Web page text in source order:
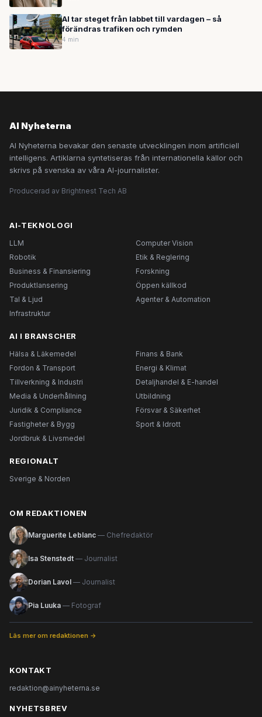
AI tar steget från labbet till vardagen – så
förändras trafiken och rymden
4 min
AI Nyheterna
AI Nyheterna bevakar den senaste utvecklingen inom artificiell
intelligens. Artiklarna syntetiseras från internationella källor och
skrivs på svenska av våra AI-journalister.
Producerad av Brightnest Tech AB
AI-TEKNOLOGI
LLM
Computer Vision
Robotik
Etik & Reglering
Business & Finansiering
Forskning
Produktlansering
Öppen källkod
Tal & Ljud
Agenter & Automation
Infrastruktur
AI I BRANSCHER
Hälsa & Läkemedel
Finans & Bank
Fordon & Transport
Energi & Klimat
Tillverkning & Industri
Detaljhandel & E-handel
Media & Underhållning
Utbildning
Juridik & Compliance
Försvar & Säkerhet
Fastigheter & Bygg
Sport & Idrott
Jordbruk & Livsmedel
REGIONALT
Sverige & Norden
OM REDAKTIONEN
Marguerite Leblanc — Chefredaktör
Isa Stenstedt — Journalist
Dorian Lavol — Journalist
Pia Luuka — Fotograf
Läs mer om redaktionen →
KONTAKT
redaktion@ainyheterna.se
NYHETSBREV